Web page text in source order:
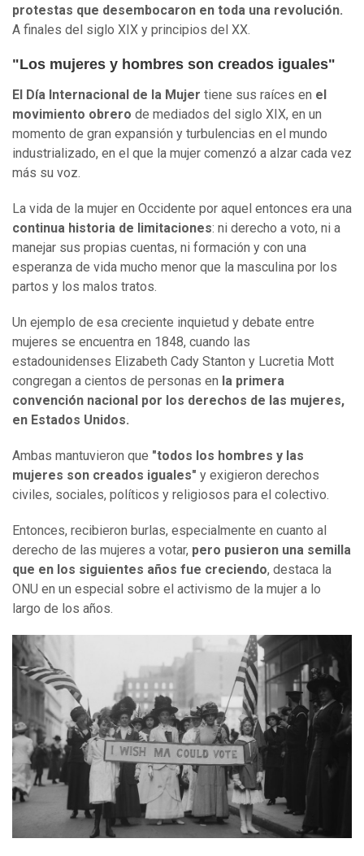
protestas que desembocaron en toda una revolución.
A finales del siglo XIX y principios del XX.
"Los mujeres y hombres son creados iguales"
El Día Internacional de la Mujer tiene sus raíces en el
movimiento obrero de mediados del siglo XIX, en un
momento de gran expansión y turbulencias en el mundo
industrializado, en el que la mujer comenzó a alzar cada vez
más su voz.
La vida de la mujer en Occidente por aquel entonces era una
continua historia de limitaciones: ni derecho a voto, ni a
manejar sus propias cuentas, ni formación y con una
esperanza de vida mucho menor que la masculina por los
partos y los malos tratos.
Un ejemplo de esa creciente inquietud y debate entre
mujeres se encuentra en 1848, cuando las
estadounidenses Elizabeth Cady Stanton y Lucretia Mott
congregan a cientos de personas en la primera
convención nacional por los derechos de las mujeres,
en Estados Unidos.
Ambas mantuvieron que "todos los hombres y las
mujeres son creados iguales" y exigieron derechos
civiles, sociales, políticos y religiosos para el colectivo.
Entonces, recibieron burlas, especialmente en cuanto al
derecho de las mujeres a votar, pero pusieron una semilla
que en los siguientes años fue creciendo, destaca la
ONU en un especial sobre el activismo de la mujer a lo
largo de los años.